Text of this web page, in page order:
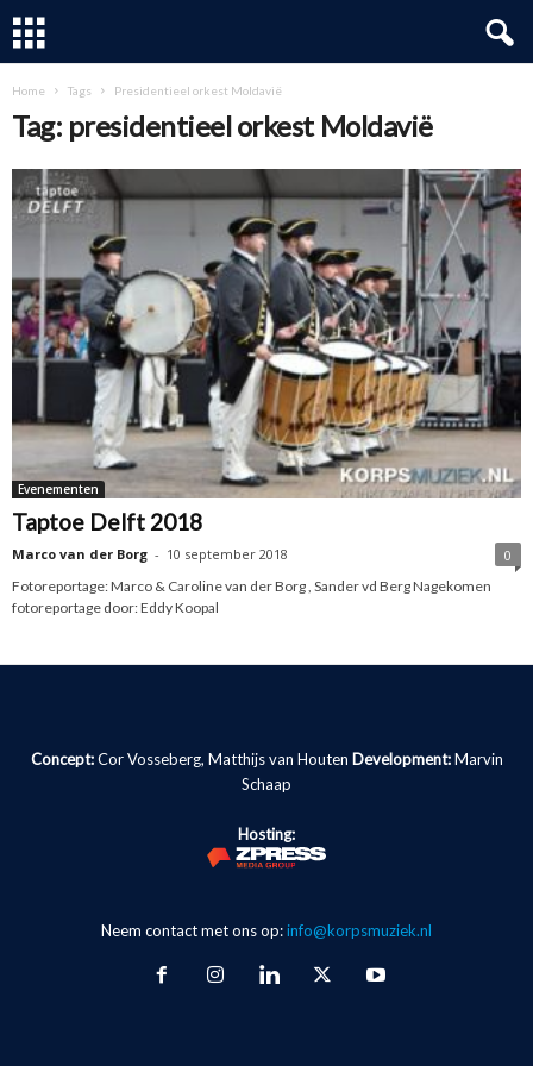
Home Tags Presidentieel orkest Moldavië
Tag: presidentieel orkest Moldavië
Evenementen
Taptoe Delft 2018
Marco van der Borg - 10 september 2018
0
Fotoreportage: Marco & Caroline van der Borg , Sander vd Berg Nagekomen
fotoreportage door: Eddy Koopal
Concept:Cor Vosseberg, Matthijs van Houten Development: Marvin
Schaap
Hosting:
Neem contact met ons op:info@korpsmuziek.nl